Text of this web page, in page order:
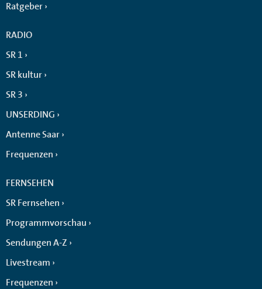
Ratgeber
RADIO
SR 1
SR kultur
SR 3
UNSERDING
Antenne Saar
Frequenzen
FERNSEHEN
SR Fernsehen
Programmvorschau
Sendungen A-Z
Livestream
Frequenzen